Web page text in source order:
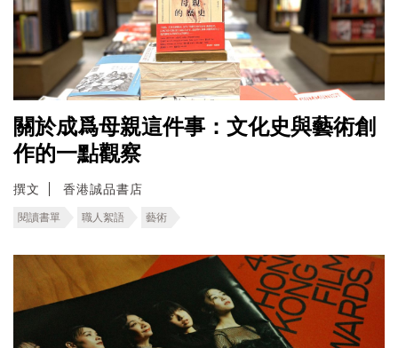
關於成爲母親這件事：文化史與藝術創
作的一點觀察
撰文 香港誠品書店
閱讀書單 職人絮語 藝術